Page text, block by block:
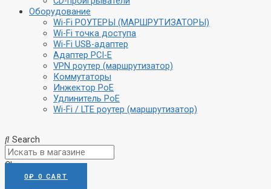
Оборудование
Wi-Fi РОУТЕРЫ (МАРШРУТИЗАТОРЫ)
Wi-Fi точка доступа
Wi-Fi USB-адаптер
Адаптер PCI-E
VPN роутер (маршрутизатор)
Коммутаторы
Инжектор PoE
Удлинитель PoE
Wi-Fi / LTE роутер (маршрутизатор)
Search
Close
0₽ 0 CART